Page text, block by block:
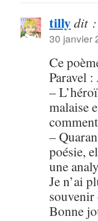
tillydit :
30 janvier
Ce
Paravel
–
malaise
–
poésie,
une
Je n’ai
souvenir
Bonne